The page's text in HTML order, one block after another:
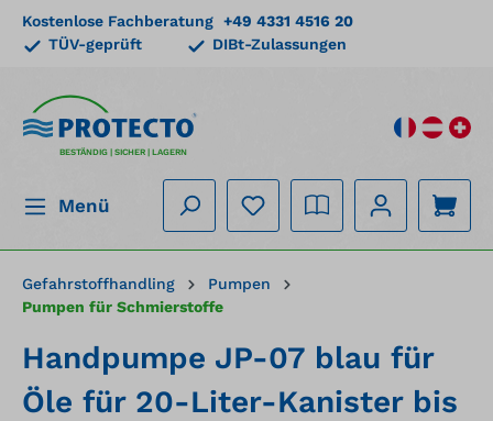
springen
Kostenlose Fachberatung +49 4331 4516 20
TÜV-geprüft
DIBt-Zulassungen
BESTÄNDIG | SICHER | LAGERN
Menü
Gefahrstoffhandling
Pumpen
Pumpen für Schmierstoffe
Handpumpe JP-07 blau für
Öle für 20-Liter-Kanister bis